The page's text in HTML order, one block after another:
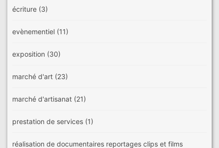
écriture (3)
evènementiel (11)
exposition (30)
marché d'art (23)
marché d'artisanat (21)
prestation de services (1)
réalisation de documentaires reportages clips et films